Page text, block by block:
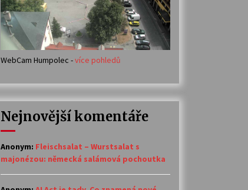
Votavžatský ploty
23. 7. 2026
14. 7. 2026
30. 6. 2026
WebCam Humpolec -více pohledů
Nejnovější komentáře
Anonym: Fleischsalat – Wurstsalat s
majonézou: německá salámová pochoutka